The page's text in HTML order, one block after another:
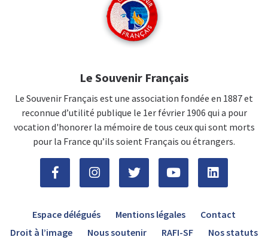
Le Souvenir Français
Le Souvenir Français est une association fondée en 1887 et
reconnue d’utilité publique le 1er février 1906 qui a pour
vocation d'honorer la mémoire de tous ceux qui sont morts
pour la France qu’ils soient Français ou étrangers.
Espace délégués Mentions légales
Contact
Droit à l’image
Nous soutenir RAFI-SF Nos statuts